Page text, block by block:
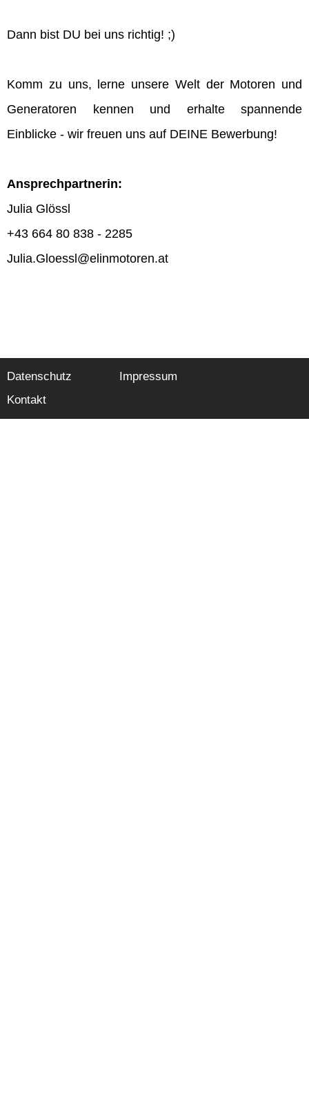
Dann bist DU bei uns richtig! ;)
Komm zu uns, lerne unsere Welt der Motoren und
Generatoren kennen und erhalte spannende
Einblicke - wir freuen uns auf DEINE Bewerbung!
Ansprechpartnerin:
Julia Glössl
+43 664 80 838 - 2285
Julia.Gloessl@elinmotoren.at
Datenschutz
Impressum
Kontakt